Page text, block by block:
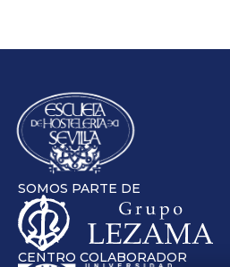
SOMOS PARTE DE
CENTRO COLABORADOR